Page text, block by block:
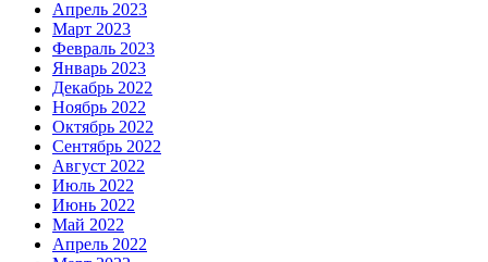
Апрель 2023
Март 2023
Февраль 2023
Январь 2023
Декабрь 2022
Ноябрь 2022
Октябрь 2022
Сентябрь 2022
Август 2022
Июль 2022
Июнь 2022
Май 2022
Апрель 2022